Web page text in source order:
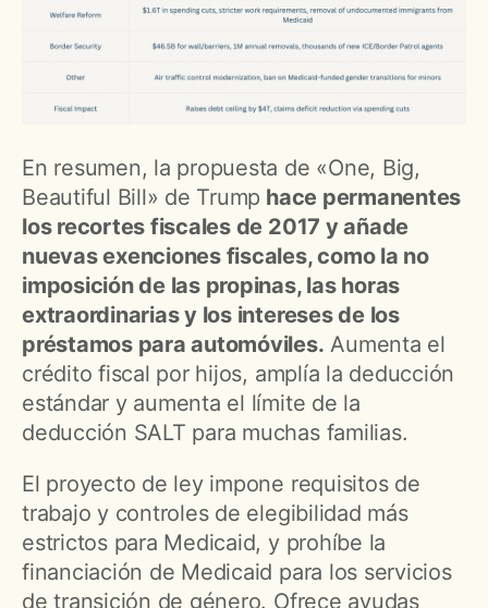
En resumen, la propuesta de «One, Big,
Beautiful Bill» de Trump hace permanentes
los recortes fiscales de 2017 y añade
nuevas exenciones fiscales, como la no
imposición de las propinas, las horas
extraordinarias y los intereses de los
préstamos para automóviles. Aumenta el
crédito fiscal por hijos, amplía la deducción
estándar y aumenta el límite de la
deducción SALT para muchas familias.
El proyecto de ley impone requisitos de
trabajo y controles de elegibilidad más
estrictos para Medicaid, y prohíbe la
financiación de Medicaid para los servicios
de transición de género. Ofrece ayudas